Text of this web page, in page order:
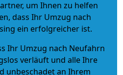
um Ihnen zu helfen
dass Ihr Umzug nach
ein erfolgreicher ist.
Ihr Umzug nach Neufahrn
verläuft und alle Ihre
unbeschadet an Ihrem